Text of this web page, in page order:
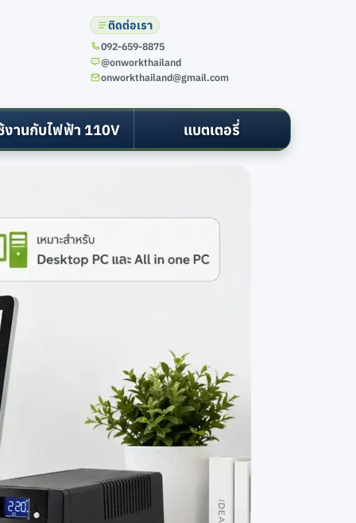
ติดต่อเรา
@onworkthailand
onworkthailand@gmail.com
งานกับไฟฟ้า 110V แบตเตอรี่